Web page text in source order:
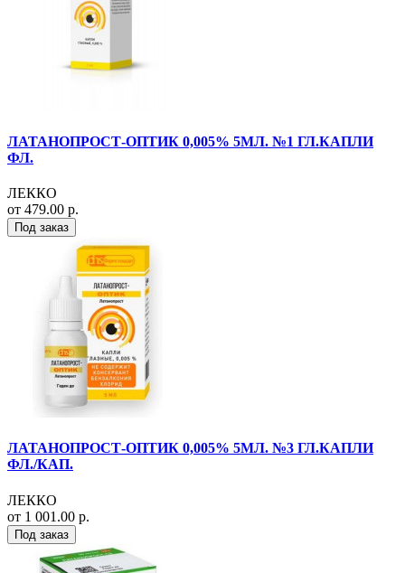
ЛАТАНОПРОСТ-ОПТИК 0,005% 5МЛ. №1 ГЛ.КАПЛИ
ФЛ.
ЛЕККО
от 479.00 р.
Под заказ
ЛАТАНОПРОСТ-ОПТИК 0,005% 5МЛ. №3 ГЛ.КАПЛИ
ФЛ./КАП.
ЛЕККО
от 1 001.00 р.
Под заказ